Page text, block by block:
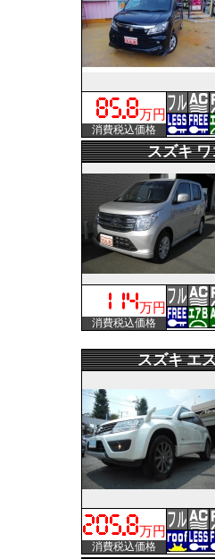
万円
消費税込価格
スズキ ワ
万円
消費税込価格
スズキ エ
万円
消費税込価格